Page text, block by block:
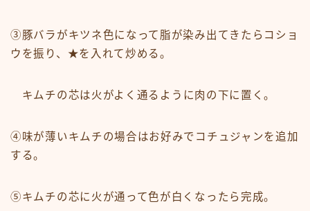
③豚バラがキツネ色になって脂が染み出てきたらコショ
ウを振り、★を入れて炒める。
キムチの 芯は火がよく通るように肉の下に置く。
④味が薄いキムチの場合はお好みでコチュジャンを追加
する。
⑤キムチの芯に火が通って色が白くなったら完成。